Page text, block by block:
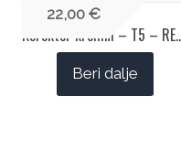
Korektor
22,00€
Beri dalje